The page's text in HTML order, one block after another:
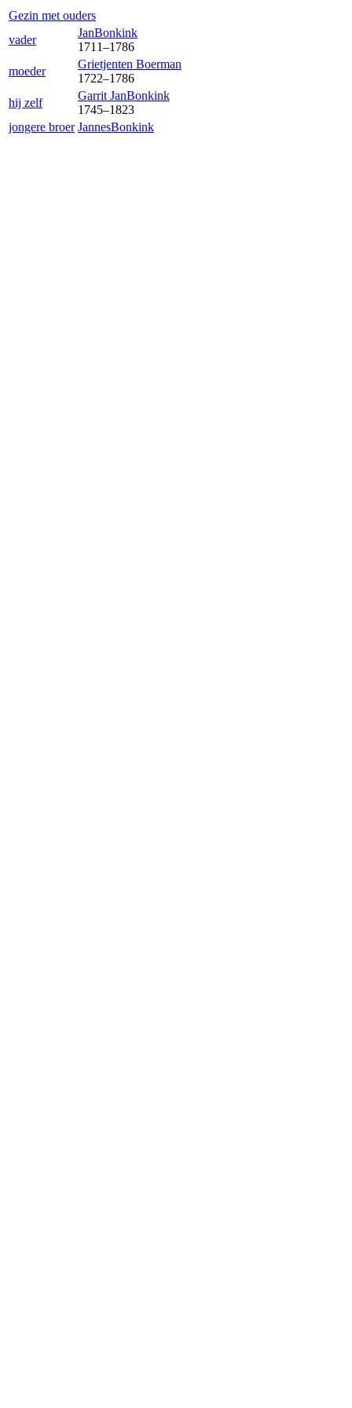
Gezin met ouders
vader
JanBonkink
1711–1786
moeder
Grietjenten Boerman
1722–1786
hij zelf
Garrit JanBonkink
1745–1823
jongere broer JannesBonkink